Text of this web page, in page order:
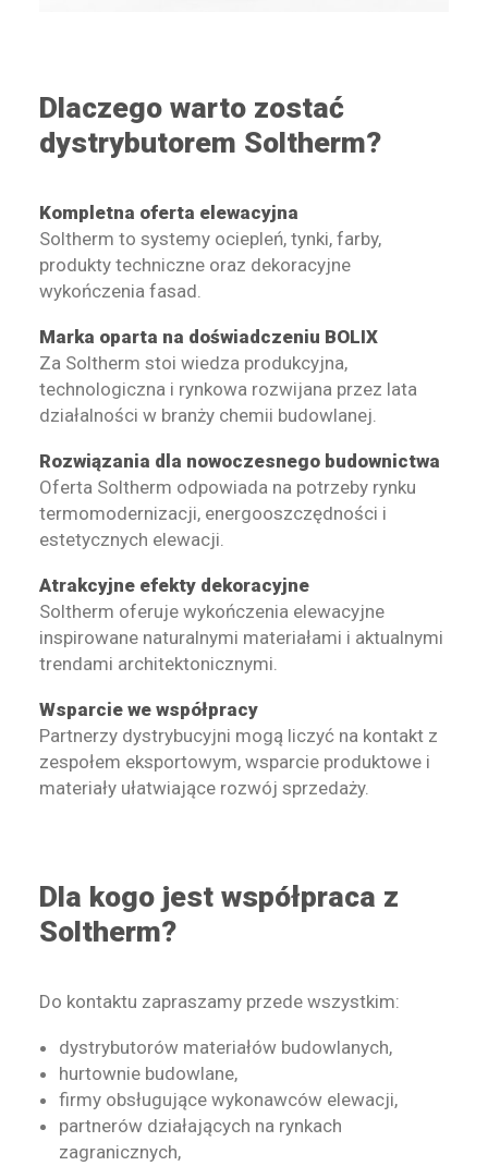
Dlaczego warto zostać
dystrybutorem Soltherm?
Kompletna oferta elewacyjna
Soltherm to systemy ociepleń, tynki, farby,
produkty techniczne oraz dekoracyjne
wykończenia fasad.
Marka oparta na doświadczeniu BOLIX
Za Soltherm stoi wiedza produkcyjna,
technologiczna i rynkowa rozwijana przez lata
działalności w branży chemii budowlanej.
Rozwiązania dla nowoczesnego budownictwa
Oferta Soltherm odpowiada na potrzeby rynku
termomodernizacji, energooszczędności i
estetycznych elewacji.
Atrakcyjne efekty dekoracyjne
Soltherm oferuje wykończenia elewacyjne
inspirowane naturalnymi materiałami i aktualnymi
trendami architektonicznymi.
Wsparcie we współpracy
Partnerzy dystrybucyjni mogą liczyć na kontakt z
zespołem eksportowym, wsparcie produktowe i
materiały ułatwiające rozwój sprzedaży.
Dla kogo jest współpraca z
Soltherm?
Do kontaktu zapraszamy przede wszystkim:
dystrybutorów materiałów budowlanych,
hurtownie budowlane,
firmy obsługujące wykonawców elewacji,
partnerów działających na rynkach
zagranicznych,